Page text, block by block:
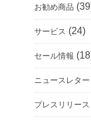
お勧め商品
サービス (24)
セール情報
ニュースレター
プレスリリース